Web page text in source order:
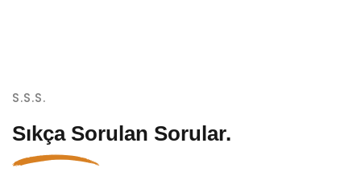
S.S.S.
Sıkça Sorulan Sorular.